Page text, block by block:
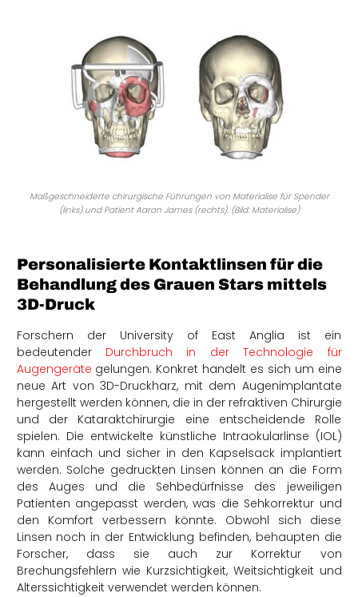
Maßgeschneiderte chirurgische Führungen von Materialise für Spender
(links) und Patient Aaron James (rechts). (Bild: Materialise)
Personalisierte Kontaktlinsen für die
Behandlung des Grauen Stars mittels
3D-Druck
Forschern der University of East Anglia ist ein
bedeutender Durchbruch in der Technologie für
Augengeräte gelungen. Konkret handelt es sich um eine
neue Art von 3D-Druckharz, mit dem Augenimplantate
hergestellt werden können, die in der refraktiven Chirurgie
und der Kataraktchirurgie eine entscheidende Rolle
spielen. Die entwickelte künstliche Intraokularlinse (IOL)
kann einfach und sicher in den Kapselsack implantiert
werden. Solche gedruckten Linsen können an die Form
des Auges und die Sehbedürfnisse des jeweiligen
Patienten angepasst werden, was die Sehkorrektur und
den Komfort verbessern könnte. Obwohl sich diese
Linsen noch in der Entwicklung befinden, behaupten die
Forscher, dass sie auch zur Korrektur von
Brechungsfehlern wie Kurzsichtigkeit, Weitsichtigkeit und
Alterssichtigkeit verwendet werden können.